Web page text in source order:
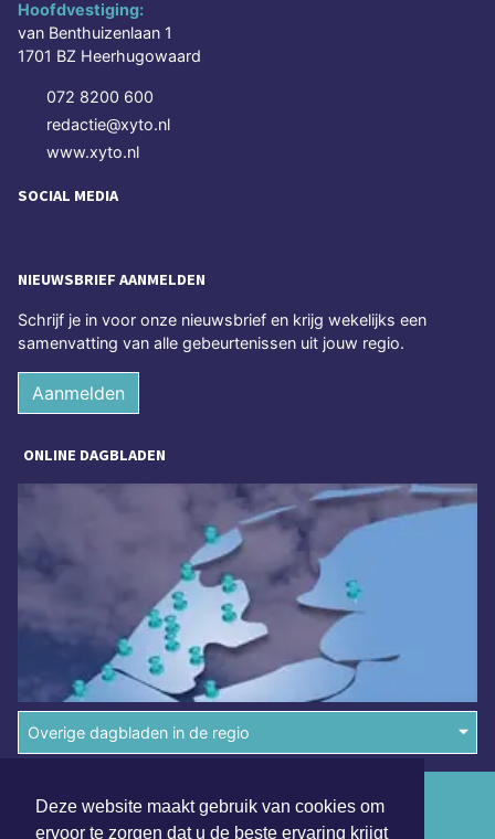
Deze website maakt gebruik van cookies om
ervoor te zorgen dat u de beste ervaring krijgt
Hoofdvestiging:
van Benthuizenlaan 1
1701 BZ Heerhugowaard
072 8200 600
redactie@xyto.nl
www.xyto.nl
SOCIAL MEDIA
NIEUWSBRIEF AANMELDEN
Schrijf je in voor onze nieuwsbrief en krijg wekelijks een
samenvatting van alle gebeurtenissen uit jouw regio.
Aanmelden
ONLINE DAGBLADEN
Overige dagbladen in de regio
Algemene voorwaarden